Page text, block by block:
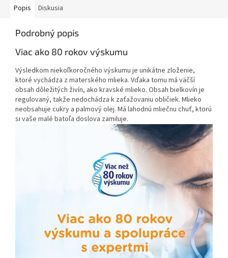
Popis Diskusia
Podrobný popis
Viac ako 80 rokov výskumu
Výsledkom niekoľkoročného výskumu je unikátne zloženie,
ktoré vychádza z materského mlieka. Vďaka tomu má väčší
obsah dôležitých živín, ako kravské mlieko. Obsah bielkovín je
regulovaný, takže nedochádza k zaťažovaniu obličiek. Mlieko
neobsahuje cukry a palmový olej. Má lahodnú mliečnu chuť, ktorú
si vaše malé batoľa doslova zamiluje.